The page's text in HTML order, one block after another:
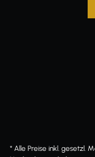
* Alle Preise inkl. gesetzl.